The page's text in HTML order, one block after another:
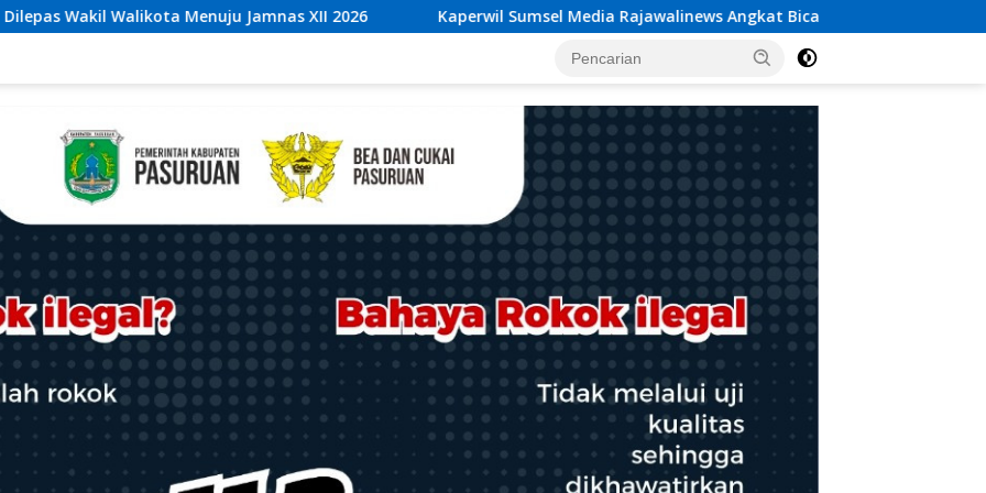
XII 2026 Kaperwil Sumsel Media Rajawalinews Angkat Bicara Dugaan Penggelapan Dana Desa Rp 84 Juta,